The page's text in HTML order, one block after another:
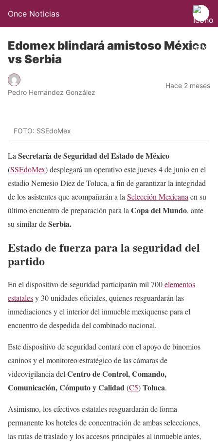
Once Noticias
Edomex blindará amistoso México
vs Serbia
Pedro Hernández González
Hace 2 meses
FOTO: SSEdoMex
LaSecretaría de Seguridad del Estado de México
(SSEdoMex) desplegará un operativo este jueves 4 de junio en el
estadio Nemesio Díez de Toluca, a fin de garantizar la integridad
de los asistentes que acompañarán a laSelección Mexicanaen su
último encuentro de preparación para laCopa del Mundo, ante
su similar deSerbia.
Estado de fuerza para la seguridad del
partido
En el dispositivo de seguridad participarán mil 700elementos
estatalesy 30 unidades oficiales, quienes resguardarán las
inmediaciones y el interior del inmueble mexiquense para el
encuentro de despedida del combinado nacional.
Este dispositivo de seguridad contará con el apoyo de binomios
caninos y el monitoreo estratégico de las cámaras de
videovigilancia delCentro de Control, Comando,
Comunicación, Cómputo y Calidad(C5)Toluca.
Asimismo, los efectivos estatales resguardarán de forma
permanente los hoteles de concentración de ambas selecciones,
las rutas de traslado y los accesos principales al inmueble antes,